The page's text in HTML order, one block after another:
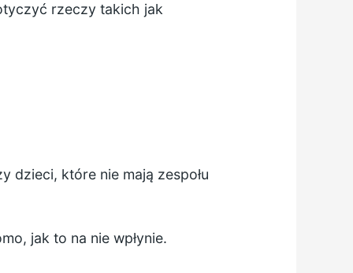
rzeczy takich jak
dzieci, które nie mają zespołu
jak to na nie wpłynie.